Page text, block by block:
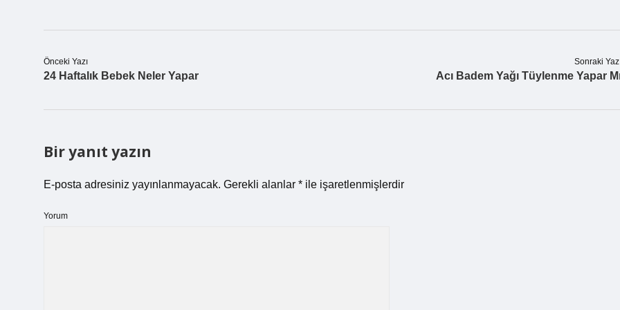
Önceki Yazı
24 Haftalık Bebek Neler Yapar
Sonraki
Acı Badem Yağı Tüylenme Yapar
Bir yanıt yazın
E-posta adresiniz yayınlanmayacak. Gerekli alanlar * ile işaretlenmişlerdir
Yorum